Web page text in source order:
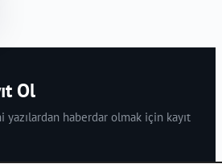
Ol
yazılardan haberdar olmak için kayıt